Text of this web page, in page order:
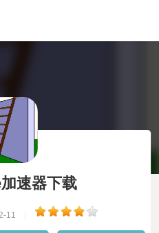
速器下载
11